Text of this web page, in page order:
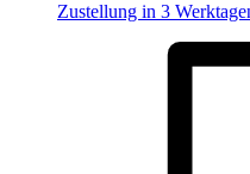
Zustellung in 3